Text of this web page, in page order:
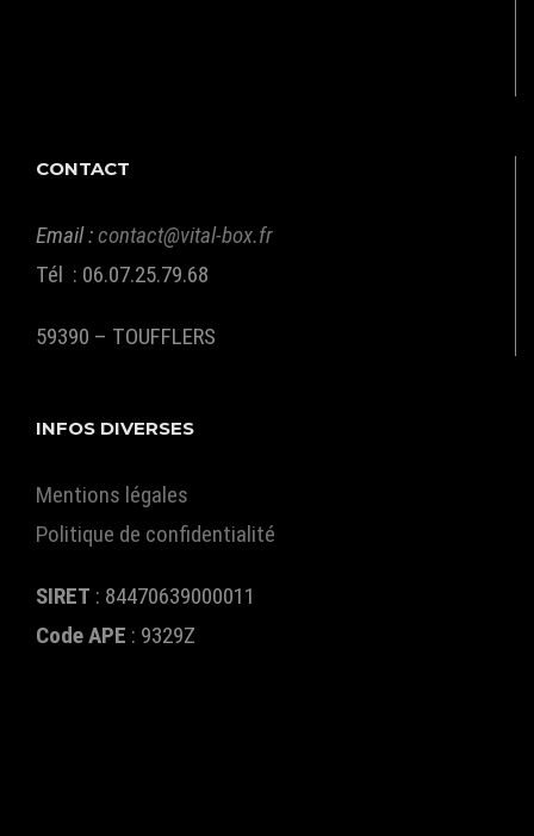
CONTACT
Email :contact@vital-box.fr
Tél : 06.07.25.79.68
59390 – TOUFFLERS
INFOS DIVERSES
Mentions légales
Politique de confidentialité
SIRET : 84470639000011
Code APE : 9329Z